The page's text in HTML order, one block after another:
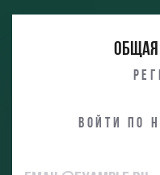
Аренда
Войти по